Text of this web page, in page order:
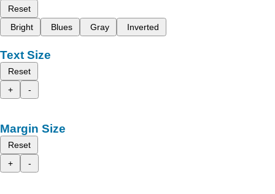
Reset
Bright
Blues Gray Inverted
Text Size
Reset
+
-
Margin Size
Reset
+
-